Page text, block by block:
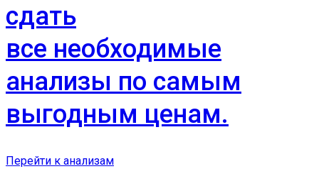
сдать
все необходимые
анализы по самым
выгодным ценам.
Перейти к анализам